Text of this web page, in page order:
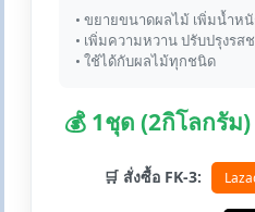
• ขยายขนาดผลไม้ เพิ่มน้ำห
• เพิ่มความหวาน ปรับปรุงรส
• ใช้ได้กับผลไม้ทุกชนิด
💰 1ชุด (2กิโลกรัม
🛒 สั่งซื้อ FK-3: